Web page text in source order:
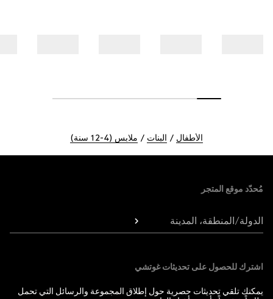
الأطفال البنات ملابس (4-12 سنة)
مُحدّد موقع المتجر
الدولة/المنطقة، المدينة
اشترك للحصول على تحديثات غوتشي
يمكنك تلقي تحديثات حصرية حول إطلاق المجموعة والرسائل التي تحمل